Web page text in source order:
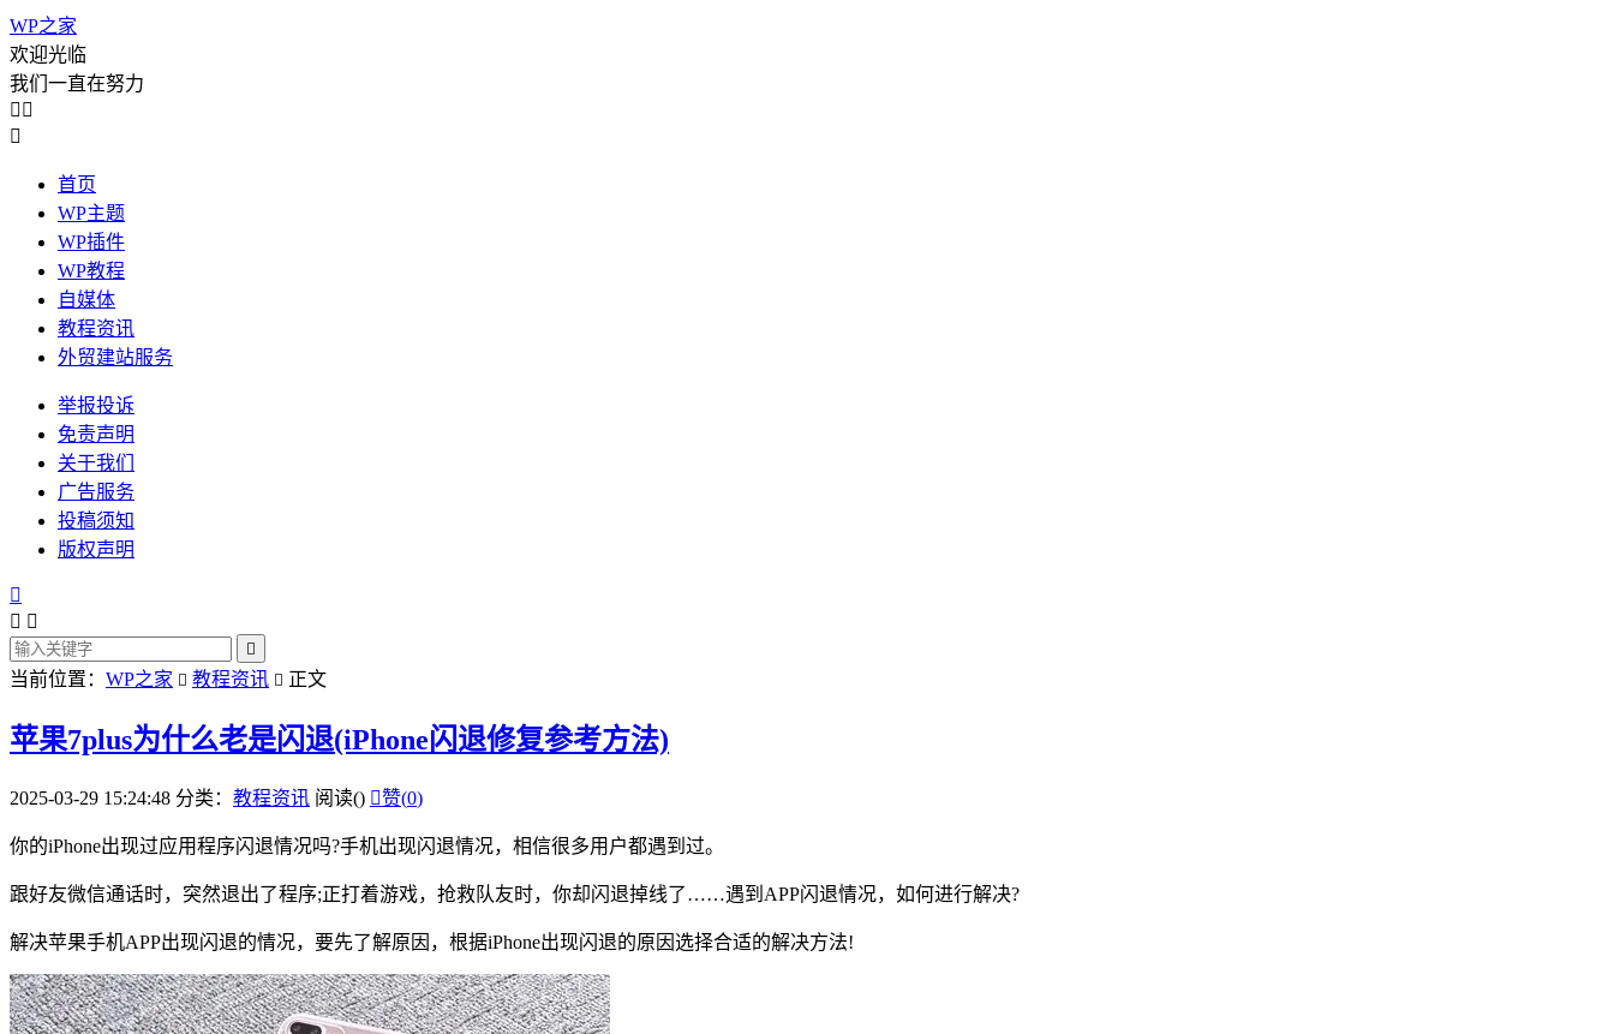
WP之家
欢迎光临
我们一直在努力
 

首页
WP主题
WP插件
WP教程
自媒体
教程资讯
外贸建站服务
举报投诉
免责声明
关于我们
广告服务
投稿须知
版权声明

 

当前位置： WP之家  教程资讯  正文
苹果7plus为什么老是闪退(iPhone闪退修复参考方法)
2025-03-29 15:24:48 分类： 教程资讯 阅读() 赞(0)
你的iPhone出现过应用程序闪退情况吗?手机出现闪退情况，相信很多用户都遇到过。
跟好友微信通话时，突然退出了程序;正打着游戏，抢救队友时，你却闪退掉线了……遇到APP闪退情况，如何进行解决?
解决苹果手机APP出现闪退的情况，要先了解原因，根据iPhone出现闪退的原因选择合适的解决方法!